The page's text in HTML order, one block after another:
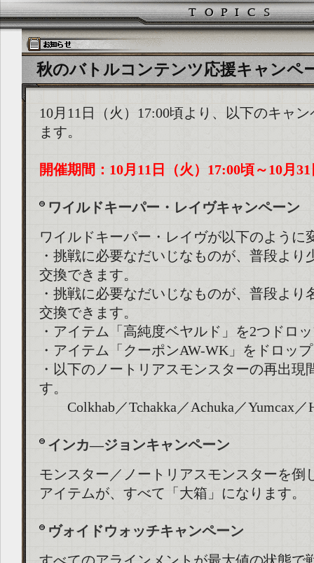
秋のバトルコンテンツ応援キャンペ
10月11日（火）17:00頃より、以下のキャ
ます。
開催期間：10月11日（火）17:00頃～10月
ワイルドキーパー・レイヴキャンペーン
ワイルドキーパー・レイヴが以下のように
・挑戦に必要なだいじなものが、普段より
交換できます。
・挑戦に必要なだいじなものが、普段より
交換できます。
・アイテム「高純度ベヤルド」を2つドロ
・アイテム「クーポンAW-WK」をドロッ
・以下のノートリアスモンスターの再出現
す。
Colkhab／Tchakka／Achuka／Yumcax／
インカ―ジョンキャンペーン
モンスター／ノートリアスモンスターを倒
アイテムが、すべて「大箱」になります。
ヴォイドウォッチキャンペーン